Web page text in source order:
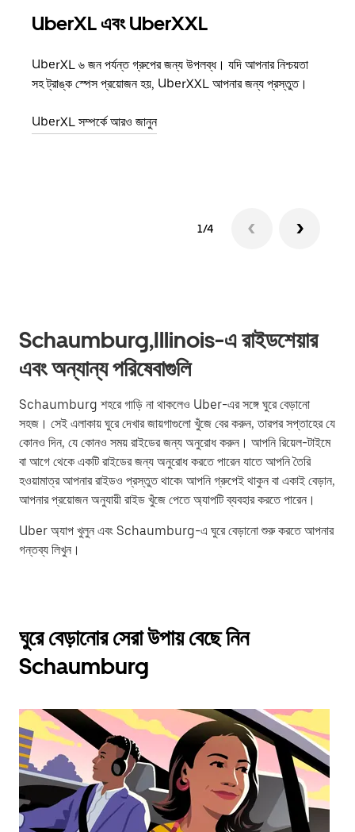
UberXL এবং UberXXL
UberXL ৬ জন পর্যন্ত গ্রুপের জন্য উপলব্ধ। যদি আপনার নিশ্চয়তা
সহ ট্রাঙ্ক স্পেস প্রয়োজন হয়, UberXXL আপনার জন্য প্রস্তুত।
UberXL সম্পর্কে আরও জানুন
1/4
Schaumburg,Illinois-এ রাইডশেয়ার
এবং অন্যান্য পরিষেবাগুলি
Schaumburg শহরে গাড়ি না থাকলেও Uber-এর সঙ্গে ঘুরে বেড়ানো
সহজ। সেই এলাকায় ঘুরে দেখার জায়গাগুলো খুঁজে বের করুন, তারপর সপ্তাহের যে
কোনও দিন, যে কোনও সময় রাইডের জন্য অনুরোধ করুন। আপনি রিয়েল-টাইমে
বা আগে থেকে একটি রাইডের জন্য অনুরোধ করতে পারেন যাতে আপনি তৈরি
হওয়ামাত্র আপনার রাইডও প্রস্তুত থাকে৷ আপনি গ্রুপেই থাকুন বা একাই বেড়ান,
আপনার প্রয়োজন অনুযায়ী রাইড খুঁজে পেতে অ্যাপটি ব্যবহার করতে পারেন।
Uber অ্যাপ খুলুন এবং Schaumburg-এ ঘুরে বেড়ানো শুরু করতে আপনার
গন্তব্য লিখুন।
ঘুরে বেড়ানোর সেরা উপায় বেছে নিন
Schaumburg